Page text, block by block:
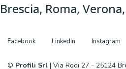
Brescia, Roma,
Facebook LinkedIn Instagram
© Profili Srl | Via Rodi 27 - 25124